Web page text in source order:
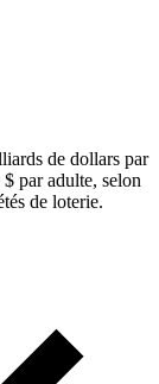
de dollars par
par adulte, selon
de loterie.